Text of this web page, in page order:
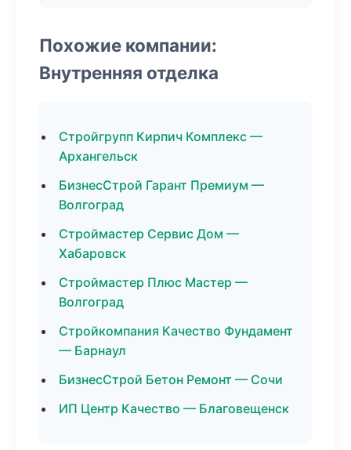
Похожие компании:
Внутренняя отделка
Стройгрупп Кирпич Комплекс —
Архангельск
БизнесСтрой Гарант Премиум —
Волгоград
Строймастер Сервис Дом —
Хабаровск
Строймастер Плюс Мастер —
Волгоград
Стройкомпания Качество Фундамент
— Барнаул
БизнесСтрой Бетон Ремонт — Сочи
ИП Центр Качество — Благовещенск